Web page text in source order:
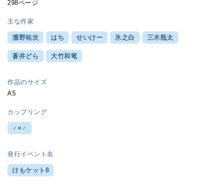
298ページ
主な作家
瀧野祐次 はち せいけー 氷之白 三木瓶太
蒼井どら 大竹和竜
作品のサイズ
A5
カップリング
♂×♂
発行イベント名
けもケット8